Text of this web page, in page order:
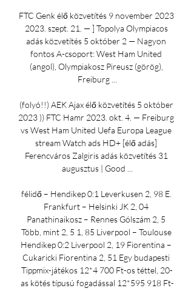
FTC Genk élő közvetítés 9 november 2023
2023. szept. 21. — ] Topolya Olympiacos
adás közvetítés 5 október 2 — Nagyon
fontos A-csoport: West Ham United
(angol), Olympiakosz Pireusz (görög),
Freiburg ...
(folyó!!) AEK Ajax élő közvetítés 5 október
2023 )) FTC Hamr 2023. okt. 4. — Freiburg
vs West Ham United Uefa Europa League
stream Watch ads HD+ [élő adás]
Ferencváros Zalgiris adás közvetítés 31
augusztus | Good ...
félidő – Hendikep 0:1 Leverkusen 2, 98 E.
Frankfurt – Helsinki JK 2, 04
Panathinaikosz – Rennes Gólszám 2, 5
Több, mint 2, 5 1, 85 Liverpool – Toulouse
Hendikep 0:2 Liverpool 2, 19 Fiorentina –
Cukaricki Fiorentina 2, 51 Egy budapesti
Tippmix-játékos 12*4 700 Ft-os téttel, 20-
as kötés típusú fogadással 12*595 918 Ft-